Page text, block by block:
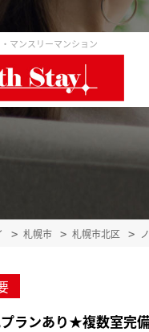
マンスリーマンション
札幌市 札幌市北区
ランあり★複数室完